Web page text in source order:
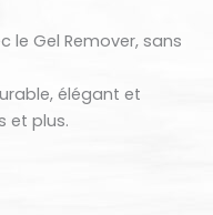
le Gel Remover, sans
élégant et
et plus.